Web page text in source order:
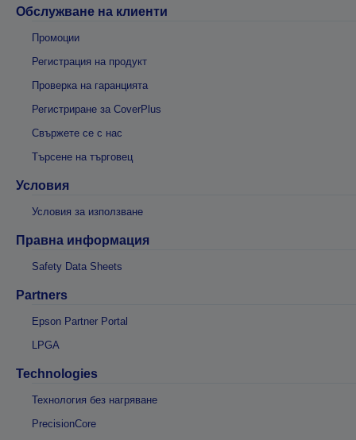
Обслужване на клиенти
Промоции
Регистрация на продукт
Проверка на гаранцията
Регистриране за CoverPlus
Свържете се с нас
Търсене на търговец
Условия
Условия за използване
Правна информация
Safety Data Sheets
Partners
Epson Partner Portal
LPGA
Technologies
Технология без нагряване
PrecisionCore